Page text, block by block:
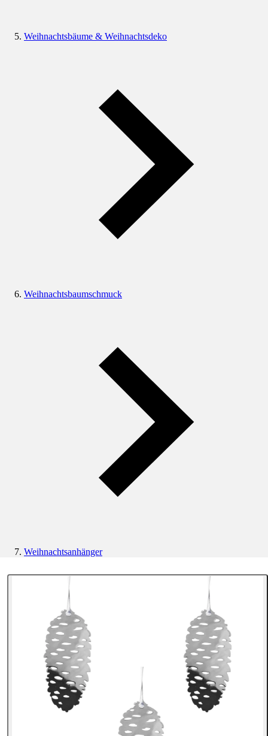
Weihnachtsbäume & Weihnachtsdeko
Weihnachtsbaumschmuck
Weihnachtsanhänger